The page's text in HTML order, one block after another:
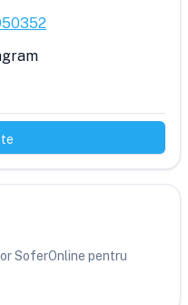
SoferOnline pentru